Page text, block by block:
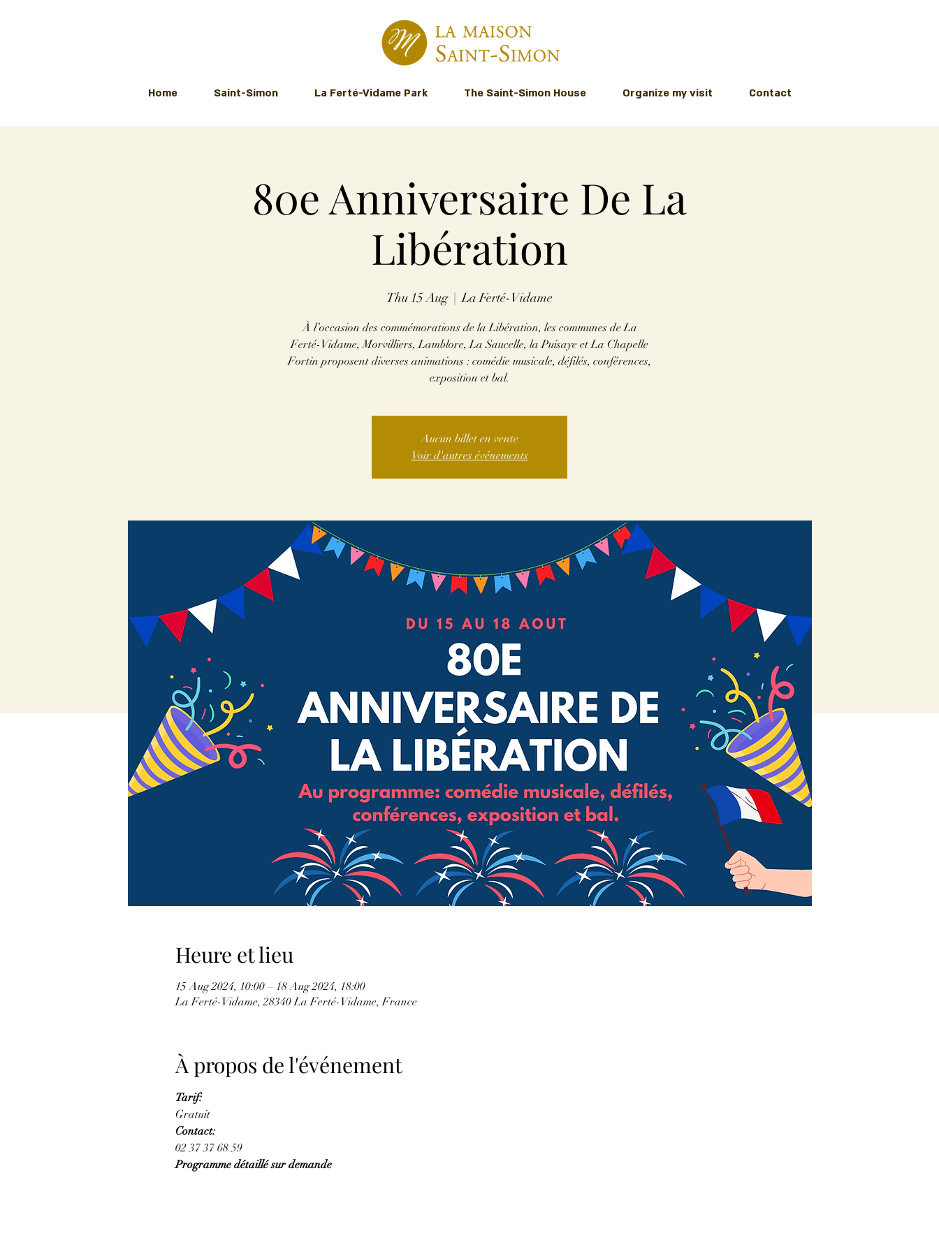
Home Saint-Simon La Ferté-Vidame Park The Saint-Simon House Organize my visit Contact
80e Anniversaire De La
Libération
Thu 15 Aug
  |
La Ferté-Vidame
À l’occasion des commémorations de la Libération, les communes de La
Ferté-Vidame, Morvilliers, Lamblore, La Saucelle, la Puisaye et La Chapelle
Fortin proposent diverses animations : comédie musicale, défilés, conférences,
exposition et bal.
Aucun billet en vente
Voir d'autres événements
Heure et lieu
15 Aug 2024, 10:00 – 18 Aug 2024, 18:00
La Ferté-Vidame, 28340 La Ferté-Vidame, France
À propos de l'événement
Tarif:
Gratuit
Contact:
02 37 37 68 59
Programme détaillé sur demande